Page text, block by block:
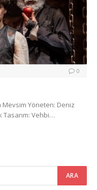
0
Yöneten: Deniz
Tasarım: Vehbi…